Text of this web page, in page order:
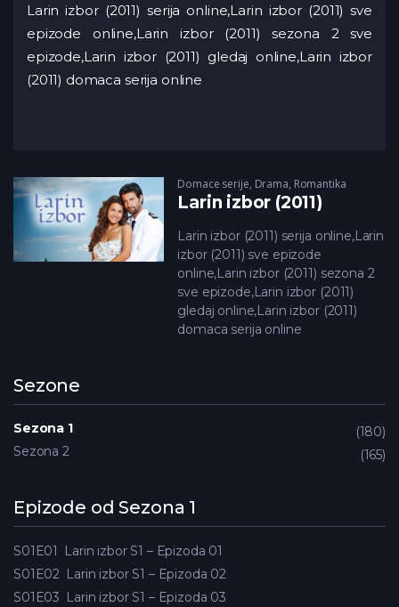
Larin izbor (2011) serija online,Larin izbor (2011) sve
epizode online,Larin izbor (2011) sezona 2 sve
epizode,Larin izbor (2011) gledaj online,Larin izbor
(2011) domaca serija online
Domace serije, Drama, Romantika
Larin izbor (2011)
Larin izbor (2011) serija online,Larin
izbor (2011) sve epizode
online,Larin izbor (2011) sezona 2
sve epizode,Larin izbor (2011)
gledaj online,Larin izbor (2011)
domaca serija online
Sezone
Sezona 1
180
Sezona 2
165
Epizode od Sezona 1
S01E01
Larin izbor S1 – Epizoda 01
S01E02 Larin izbor S1 – Epizoda 02
S01E03 Larin izbor S1 – Epizoda 03